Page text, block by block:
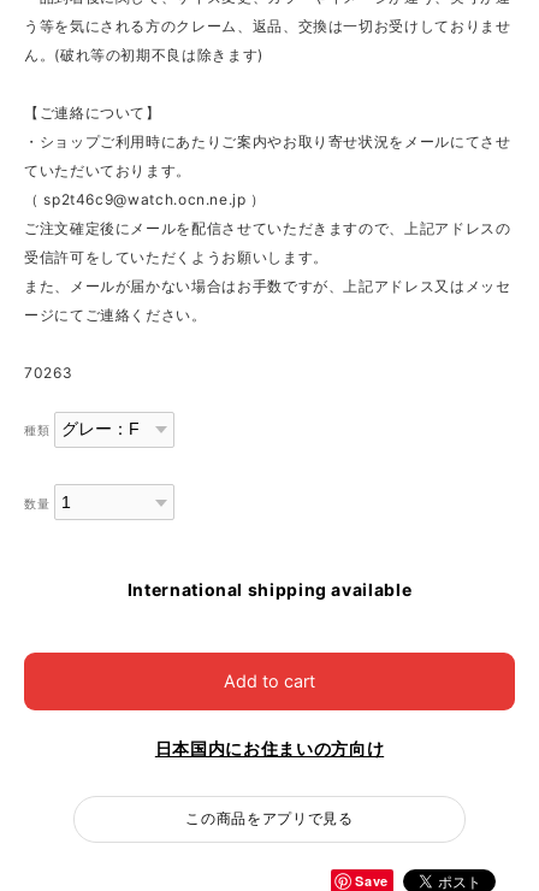
う等を気にされる方のクレーム、返品、交換は一切お受けしておりませ
ん。(破れ等の初期不良は除きます)
【ご連絡について】
・ショップご利用時にあたりご案内やお取り寄せ状況をメールにてさせ
ていただいております。
（sp2t46c9@watch.ocn.ne.jp ）
ご注文確定後にメールを配信させていただきますので、上記アドレスの
受信許可をしていただくようお願いします。
また、メールが届かない場合はお手数ですが、上記アドレス又はメッセ
ージにてご連絡ください。
70263
種類
数量
International shipping available
Add to cart
日本国内にお住まいの方向け
この商品をアプリで見る
Save